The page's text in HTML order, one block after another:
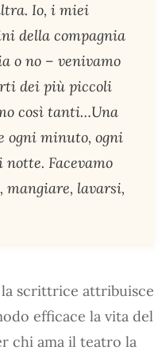
Io, i miei
della compagnia
o no – venivamo
dei più piccoli
così tanti…Una
ogni minuto, ogni
notte. Facevamo
lavarsi,
scrittrice attribuisce
efficace la vita del
chi ama il teatro la